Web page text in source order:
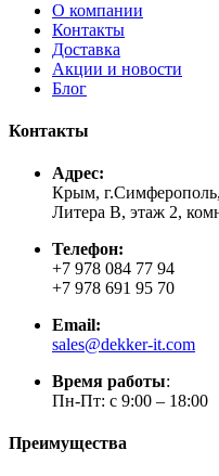
О компании
Контакты
Доставка
Акции и новости
Блог
Контакты
Адрес:
Крым,
Литера В, этаж 2,
Телефон:
+7 978 084 77 94
+7 978 691 95 70
Email:
sales@dekker-it.com
Время работы:
Пн-Пт: с 9:00 – 18:00
Преимущества